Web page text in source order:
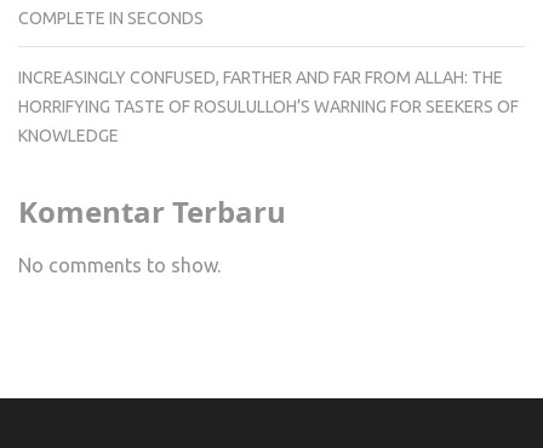
COMPLETE IN SECONDS
INCREASINGLY CONFUSED, FARTHER AND FAR FROM ALLAH: THE
HORRIFYING TASTE OF ROSULULLOH’S WARNING FOR SEEKERS OF
KNOWLEDGE
Komentar Terbaru
No comments to show.